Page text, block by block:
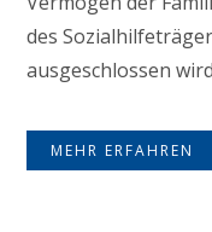
des
ausgeschlossen
MEHR ERFAHREN